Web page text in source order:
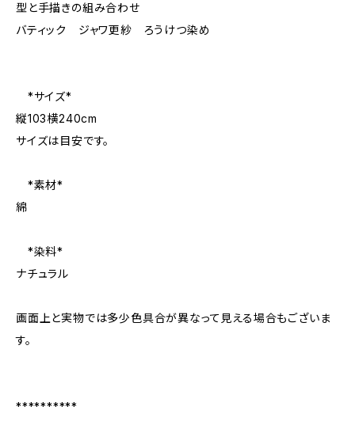
型と手描きの組み合わせ
バティック ジャワ更紗 ろうけつ染め
*サイズ*
縦103横240cm
サイズは目安です。
*素材*
綿
*染料*
ナチュラル
画面上と実物では多少色具合が異なって見える場合もございま
す。
**********